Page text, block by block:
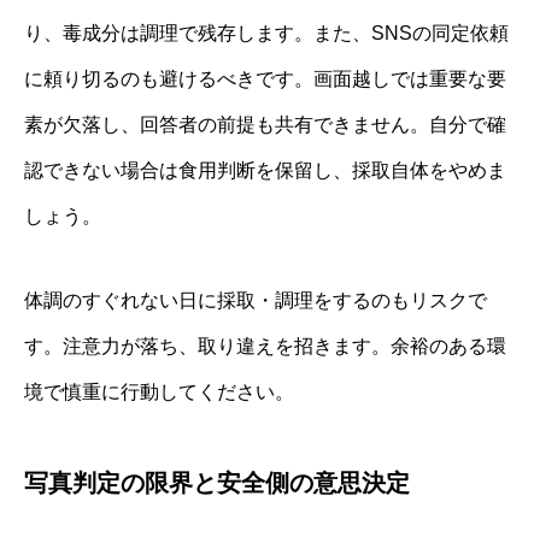
り、毒成分は調理で残存します。また、SNSの同定依頼
に頼り切るのも避けるべきです。画面越しでは重要な要
素が欠落し、回答者の前提も共有できません。自分で確
認できない場合は食用判断を保留し、採取自体をやめま
しょう。
体調のすぐれない日に採取・調理をするのもリスクで
す。注意力が落ち、取り違えを招きます。余裕のある環
境で慎重に行動してください。
写真判定の限界と安全側の意思決定